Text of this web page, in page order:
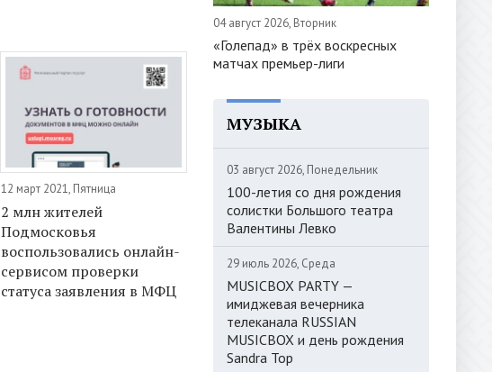
12 март 2021, Пятница
2 млн жителей
Подмосковья
воспользовались онлайн-
сервисом проверки
статуса заявления в МФЦ
04 август 2026, Вторник
«Голепад» в трёх воскресных
матчах премьер-лиги
МУЗЫКА
03 август 2026, Понедельник
100-летия со дня рождения
солистки Большого театра
Валентины Левко
29 июль 2026, Среда
MUSICBOX PARTY —
имиджевая вечерника
телеканала RUSSIAN
MUSICBOX и день рождения
Sandra Top